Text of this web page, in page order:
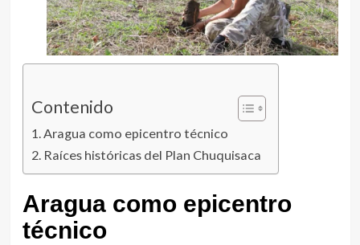
Contenido
Aragua como epicentro técnico
Raíces históricas del Plan Chuquisaca
Aragua como epicentro
técnico